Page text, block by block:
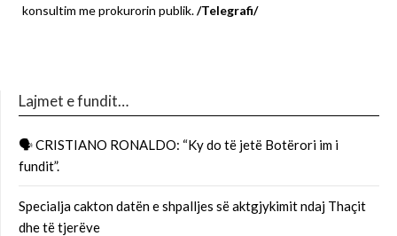
konsultim me prokurorin publik./Telegrafi/
Lajmet e fundit…
🗣 CRISTIANO RONALDO: “Ky do të jetë Botërori im i
fundit”.
Specialja cakton datën e shpalljes së aktgjykimit ndaj Thaçit
dhe të tjerëve